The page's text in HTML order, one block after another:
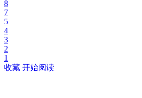
8
7
5
4
3
2
1
收藏 开始阅读